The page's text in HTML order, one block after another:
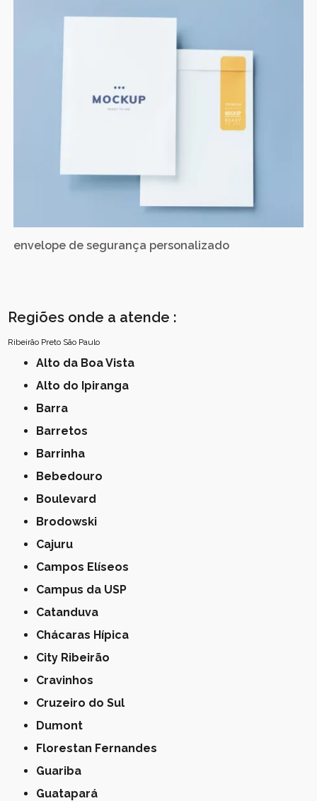
envelope de segurança personalizado
Regiões onde a atende :
Ribeirão Preto São Paulo
Alto da Boa Vista
Alto do Ipiranga
Barra
Barretos
Barrinha
Bebedouro
Boulevard
Brodowski
Cajuru
Campos Elíseos
Campus da USP
Catanduva
Chácaras Hípica
City Ribeirão
Cravinhos
Cruzeiro do Sul
Dumont
Florestan Fernandes
Guariba
Guatapará